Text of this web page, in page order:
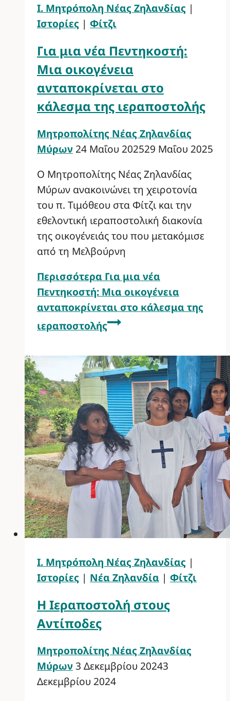
Ι. Μητρόπολη Νέας Ζηλανδίας |
Ιστορίες | Φίτζι
Για μια νέα Πεντηκοστή:
Μια οικογένεια
ανταποκρίνεται στο
κάλεσμα της ιεραποστολής
Μητροπολίτης Νέας Ζηλανδίας
Μύρων 24 Μαΐου 202529 Μαΐου 2025
Ο Μητροπολίτης Νέας Ζηλανδίας
Μύρων ανακοινώνει τη χειροτονία
του π. Τιμόθεου στα Φίτζι και την
εθελοντική ιεραποστολική διακονία
της οικογένειάς του που μετακόμισε
από τη Μελβούρνη
Περισσότερα Για μια νέα
Πεντηκοστή: Μια οικογένεια
ανταποκρίνεται στο κάλεσμα της
ιεραποστολής
Ι. Μητρόπολη Νέας Ζηλανδίας |
Ιστορίες | Νέα Ζηλανδία | Φίτζι
Η Ιεραποστολή στους
Αντίποδες
Μητροπολίτης Νέας Ζηλανδίας
Μύρων3 Δεκεμβρίου 20243
Δεκεμβρίου 2024